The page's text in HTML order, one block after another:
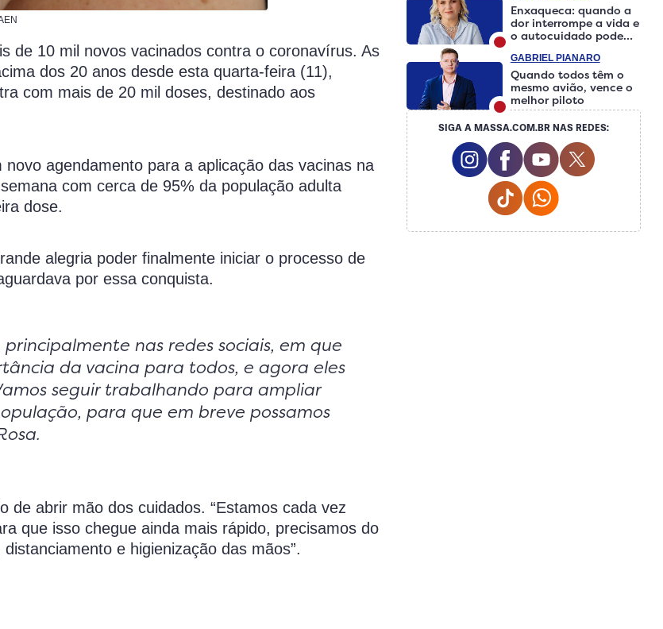
de 10 mil novos vacinados contra o coronavírus. As
dos 20 anos desde esta quarta-feira (11),
com mais de 20 mil doses, destinado aos
agendamento para a aplicação das vacinas na
com cerca de 95% da população adulta
dose.
alegria poder finalmente iniciar o processo de
por essa conquista.
nas redes sociais, em que
da vacina para todos, e agora eles
seguir trabalhando para ampliar
para que em breve possamos
de abrir mão dos cuidados. “Estamos cada vez
que isso chegue ainda mais rápido, precisamos do
e higienização das mãos”.
Enxaqueca: quando a
dor interrompe a vida e
o autocuidado pode
GABRIEL PIANARO
Quando todos têm o
mesmo avião, vence o
melhor piloto
SIGA A MASSA.COM.BR NAS REDES:
Instagram Social Media
Facebook Social Media
Youtube Social
Twitter
Tiktok Social Media
Whatsapp Social